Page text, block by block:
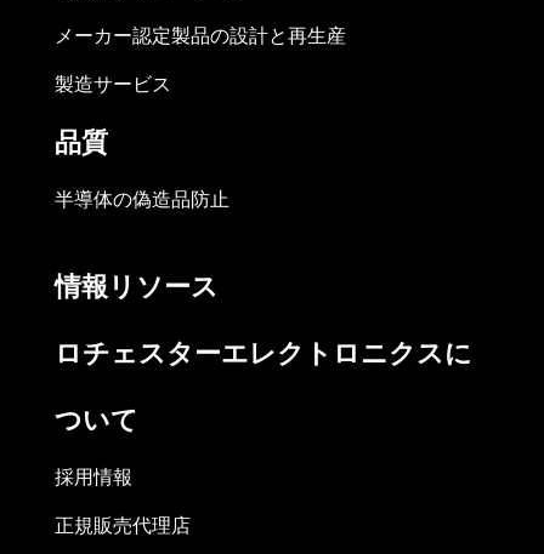
メーカー認定製品の設計と再生産
製造サービス
品質
半導体の偽造品防止
情報リソース
ロチェスターエレクトロニクスに
ついて
採用情報
正規販売代理店